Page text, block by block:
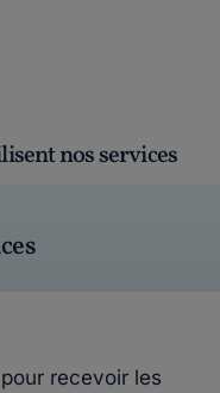
nos services
recevoir les